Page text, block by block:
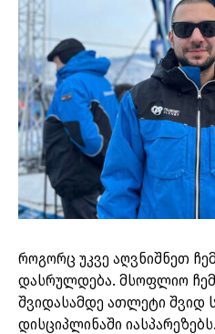
როგორც უკვე აღვნიშნეთ
დასრულდება. მსოფლიო
შვიდასამდე ათლეტი შვიდ
დისციპლინაში იასპარეზებს.